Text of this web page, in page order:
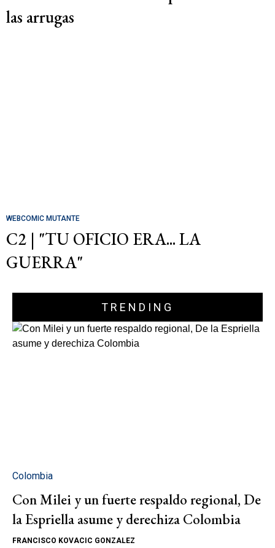
las arrugas
WEBCOMIC MUTANTE
C2 | "TU OFICIO ERA... LA
GUERRA"
TRENDING
Colombia
Con Milei y un fuerte respaldo regional, De
la Espriella asume y derechiza Colombia
FRANCISCO KOVACIC GONZALEZ